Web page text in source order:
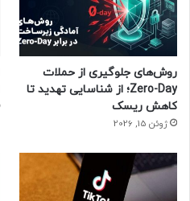
روش‌های جلوگیری از حملات
Zero-Day؛ از شناسایی تهدید تا
کاهش ریسک
ژوئن 15, 2026